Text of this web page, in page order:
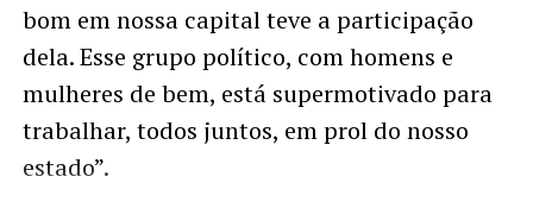
bom em nossa capital teve a participação
dela. Esse grupo político, com homens e
mulheres de bem, está supermotivado para
trabalhar, todos juntos, em prol do nosso
estado”.